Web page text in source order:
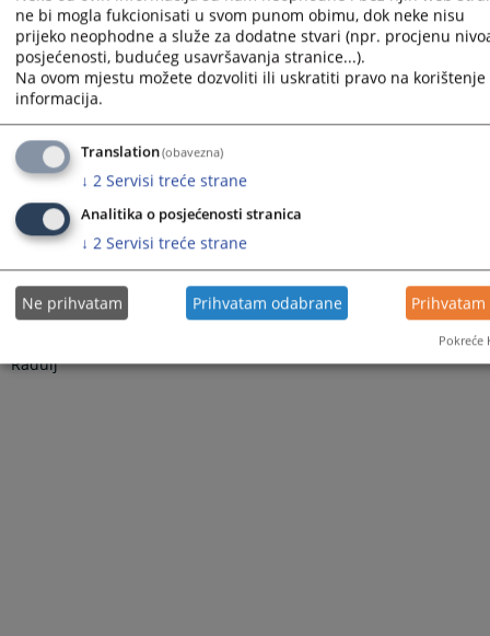
Stoga je odlučeno kao u dispozitivu, a temeljem člana 69 stav 1
tačka b) i stav 2 tačka a) ZJN BiH.
Predsjednik suda:
_______________
Radulj
ne bi mogla fukcionisati u svom punom obimu, dok neke nisu
prijeko neophodne a služe za dodatne stvari (npr. procjenu
posjećenosti, budućeg usavršavanja stranice...).
Na ovom mjestu možete dozvoliti ili uskratiti pravo na
informacija.
Translation(obavezna)
↓ 2 Servisi treće strane
Analitika o posjećenosti stranica
↓ 2 Servisi treće strane
Ne prihvatam Prihvatam odabrane Prihvatam
Pokreće